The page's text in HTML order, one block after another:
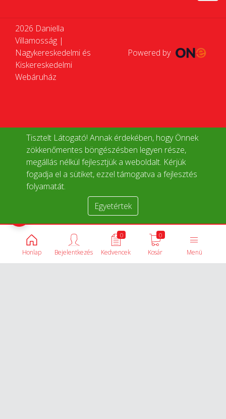
Tisztelt Látogató! Annak érdekében, hogy Önnek
zökkenőmentes böngészésben legyen része,
megállás nélkül fejlesztjük a weboldalt. Kérjük
fogadja el a sütiket, ezzel támogatva a fejlesztés
folyamatát.
Egyetértek
2026 Daniella
Villamosság |
Nagykereskedelmi és
Kiskereskedelmi
Webáruház
Powered by
Honlap Menü
0
Kosár
0
Kedvencek
Bejelentkezés
Termékek összehasonlítása